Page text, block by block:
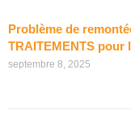
Problème de
TRAITEMENTS pour
septembre 8, 2025